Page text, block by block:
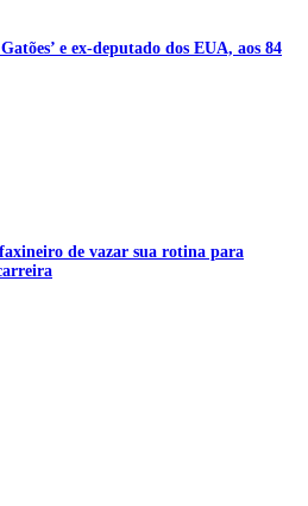
e ex-deputado dos EUA, aos 84
de vazar sua rotina para